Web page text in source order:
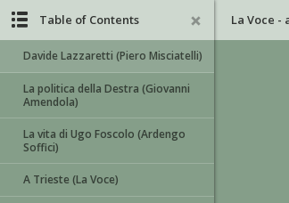
La Voce -
Table of Contents
Davide Lazzaretti (Piero Misciatelli)
La politica della Destra (Giovanni
Amendola)
La vita di Ugo Foscolo (Ardengo
Soffici)
A Trieste (La Voce)